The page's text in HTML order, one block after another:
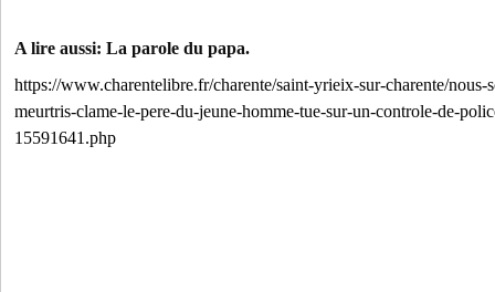
A lire aussi: La parole du papa.
https://www.charentelibre.fr/charente/saint-yrieix-sur-charente/nous-
meurtris-clame-le-pere-du-jeune-homme-tue-sur-un-controle-de-
15591641.php